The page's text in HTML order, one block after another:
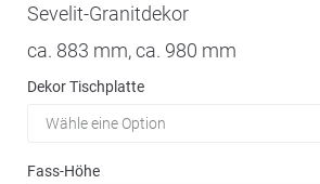
Sevelit-Granitdekor
ca. 883 mm, ca. 980 mm
Dekor Tischplatte
Fass-Höhe